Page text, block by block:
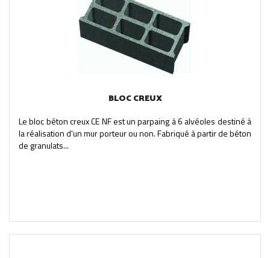
BLOC CREUX
Le bloc béton creux CE NF est un parpaing à 6 alvéoles destiné à
la réalisation d'un mur porteur ou non. Fabriqué à partir de béton
de granulats...